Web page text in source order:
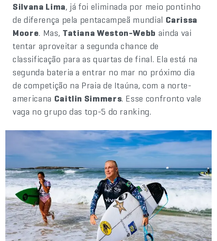
Silvana Lima, já foi eliminada por meio pontinho
de diferença pela pentacampeã mundial Carissa
Moore. Mas, Tatiana Weston-Webb ainda vai
tentar aproveitar a segunda chance de
classificação para as quartas de final. Ela está na
segunda bateria a entrar no mar no próximo dia
de competição na Praia de Itaúna, com a norte-
americana Caitlin Simmers. Esse confronto vale
vaga no grupo das top-5 do ranking.